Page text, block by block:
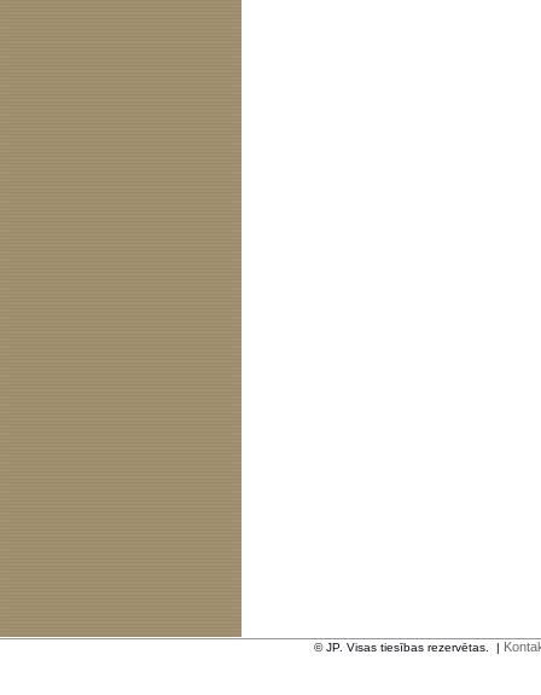
© JP. Visas tiesības rezervētas. |